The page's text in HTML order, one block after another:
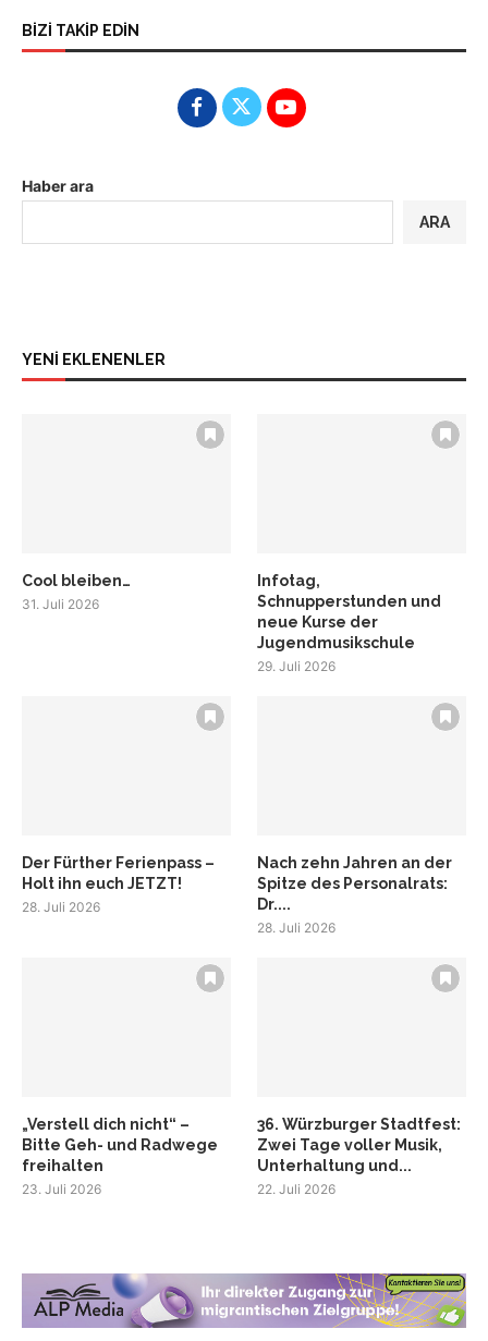
BİZİ TAKİP EDİN
Haber ara
ARA
YENİ EKLENENLER
Cool bleiben…
31. Juli 2026
Infotag,
Schnupperstunden und
neue Kurse der
Jugendmusikschule
29. Juli 2026
Der Fürther Ferienpass –
Holt ihn euch JETZT!
28. Juli 2026
Nach zehn Jahren an der
Spitze des Personalrats:
Dr....
28. Juli 2026
„Verstell dich nicht“ –
Bitte Geh- und Radwege
freihalten
23. Juli 2026
36. Würzburger Stadtfest:
Zwei Tage voller Musik,
Unterhaltung und...
22. Juli 2026